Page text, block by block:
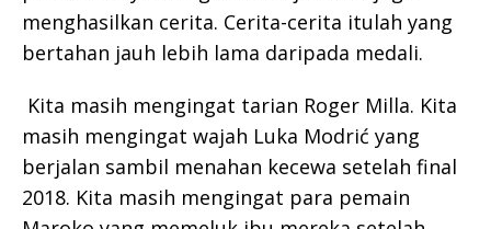
menghasilkan cerita. Cerita-cerita itulah yang
bertahan jauh lebih lama daripada medali.
Kita masih mengingat tarian Roger Milla. Kita
masih mengingat wajah Luka Modrić yang
berjalan sambil menahan kecewa setelah final
2018. Kita masih mengingat para pemain